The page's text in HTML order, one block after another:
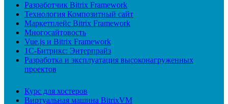
Разработчик Bitrix Framework
Технология Композитный сайт
Маркетплейс Bitrix Framework
Многосайтовость
Vue.js и Bitrix Framework
1С-Битрикс: Энтерпрайз
Разработка и эксплуатация высоконагруженных
проектов
Курс для хостеров
Виртуальная машина BitrixVM